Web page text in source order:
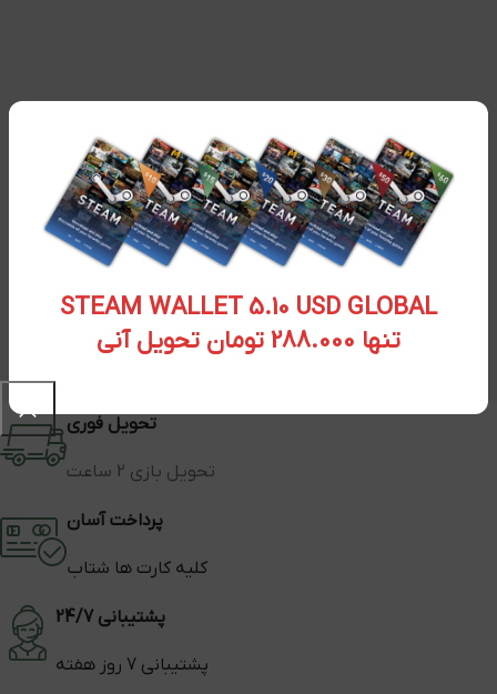
STEAM WALLET 5.10 USD GLOBAL
تنها 288.000 تومان تحویل آنی
تحویل فوری
تحویل بازی 2 ساعت
پرداخت آسان
کلیه کارت ها شتاب
پشتیبانی 24/7
پشتیبانی 7 روز هفته